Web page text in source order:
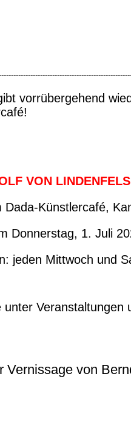
vorrübergehend
VON
Dada-Künstlercafé,
Donnerstag, 1. Juli
jeden Mittwoch und
unter Veranstaltungen
Vernissage von